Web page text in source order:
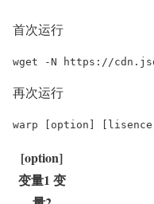
首次运行
再次运行
warp [option] [lisence]
[option]
变量1 变